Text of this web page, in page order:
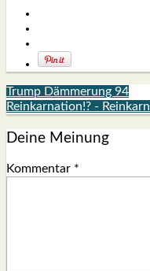
Trump Dämmerung 94
Reinkarnation!? -
Deine Meinung
Kommentar *